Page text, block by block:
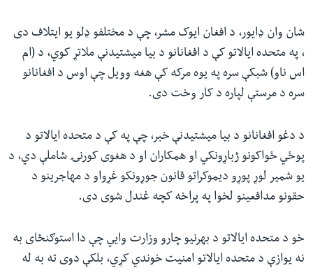
شان وان ډایور، د افغان ایوک مشر، چې د مختلفو ډلو یو ایتلاف دی
، په متحده ایالاتو کې د افغانانو د بیا میشتیدنې ملاتړ کوي، د (ام
اس ناو) شبکې سره په یوه مرکه کې هغه وویل چې اوس د افغانانو
سره د مرستې لپاره د کار وخت دی.
د دغو افغانانو د بیا میشتیدنې خبر، چې په کې د متحده ایالاتو د
پوځي ځواکونو ژباړونکي او همکاران او د هغوی کورنۍ شاملې دي، د
یو شمیر لوړ پوړو دیموکراتو قانون جوړونکو غړواو د مهاجرینو د
حقونو مدافعینو لخوا په پراخه کچه غندل شوی دی.
خو د متحده ایالاتو د بهرنیو چارو وزارت وايي چې دا استوګنځای به
نه یوازې د متحده ایالاتو امنیت خوندي کړي، بلکې دوی ته به له